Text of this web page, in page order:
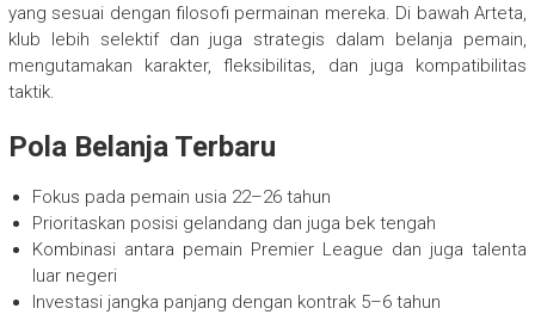
yang sesuai dengan filosofi permainan mereka. Di bawah Arteta,
klub lebih selektif dan juga strategis dalam belanja pemain,
mengutamakan karakter, fleksibilitas, dan juga kompatibilitas
taktik.
Pola Belanja Terbaru
Fokus pada pemain usia 22–26 tahun
Prioritaskan posisi gelandang dan juga bek tengah
Kombinasi antara pemain Premier League dan juga talenta
luar negeri
Investasi jangka panjang dengan kontrak 5–6 tahun